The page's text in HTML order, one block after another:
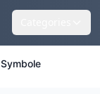
Symbole